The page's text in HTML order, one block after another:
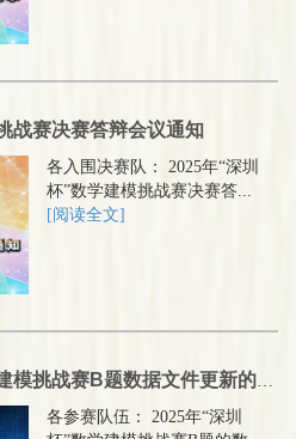
战赛决赛答辩会议通知
各入围决赛队： 2025年“深圳
杯”数学建模挑战赛决赛答...
[阅读全文]
各参赛队伍： 2025年“深圳